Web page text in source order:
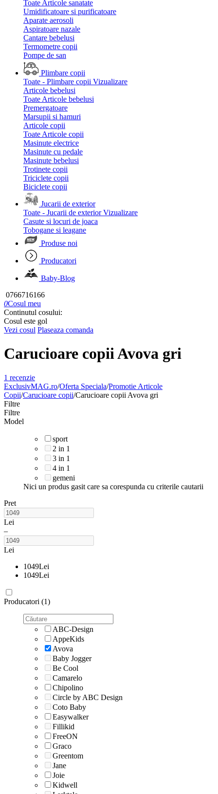
Toate Articole sanatate
Umidificatoare si purificatoare
Aparate aerosoli
Aspiratoare nazale
Cantare bebelusi
Termometre copii
Pompe de san
Plimbare copii
Toate - Plimbare copii Vizualizare
Articole bebelusi
Toate Articole bebelusi
Premergatoare
Marsupii si hamuri
Articole copii
Toate Articole copii
Masinute electrice
Masinute cu pedale
Masinute bebelusi
Trotinete copii
Triciclete copii
Biciclete copii
Jucarii de exterior
Toate - Jucarii de exterior Vizualizare
Casute si locuri de joaca
Tobogane si leagane
Produse noi
Producatori
Baby-Blog
0766716166
0Cosul meu
Continutul cosului:
Cosul este gol
Vezi cosul Plaseaza comanda
Carucioare copii Avova gri
1 recenzie
ExclusivMAG.ro/Oferta Speciala/Promotie Articole
Copii/Carucioare copii/Carucioare copii Avova gri
Filtre
Filtre
Model
sport
2 in 1
3 in 1
4 in 1
gemeni
Nici un produs gasit care sa corespunda cu criterile cautarii
Pret
Lei
–
Lei
1049Lei
1049Lei
Producatori (1)
ABC-Design
AppeKids
Avova
Baby Jogger
Be Cool
Camarelo
Chipolino
Circle by ABC Design
Coto Baby
Easywalker
Fillikid
FreeON
Graco
Greentom
Jane
Joie
Kidwell